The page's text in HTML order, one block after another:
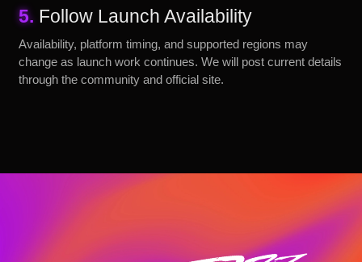
5. Follow Launch Availability
Availability, platform timing, and supported regions may
change as launch work continues. We will post current details
through the community and official site.